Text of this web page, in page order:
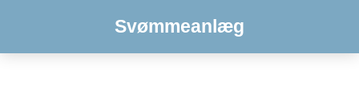
Svømmeanlæg